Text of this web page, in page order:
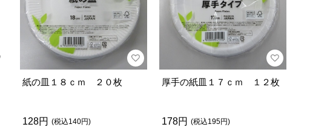
紙の皿１８ｃｍ ２０枚
128円 (税込140円)
厚手の紙皿１７ｃｍ １２枚
178円 (税込195円)